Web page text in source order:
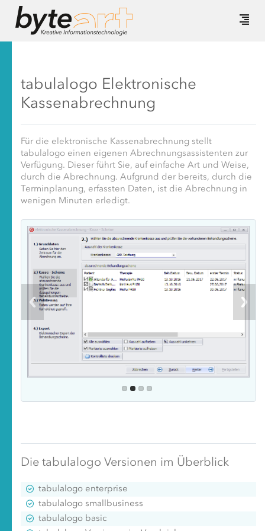
tabulalogo Elektronische
Kassenabrechnung
Für die elektronische Kassenabrechnung stellt
tabulalogo einen eigenen Abrechnungsassistenten zur
Verfügung. Dieser führt Sie, auf einfache Art und Weise,
durch die Abrechnung. Aufgrund der bereits, durch die
Terminplanung, erfassten Daten, ist die Abrechnung in
wenigen Minuten erledigt.
Die tabulalogo Versionen im Überblick
tabulalogo enterprise
tabulalogo smallbusiness
tabulalogo basic